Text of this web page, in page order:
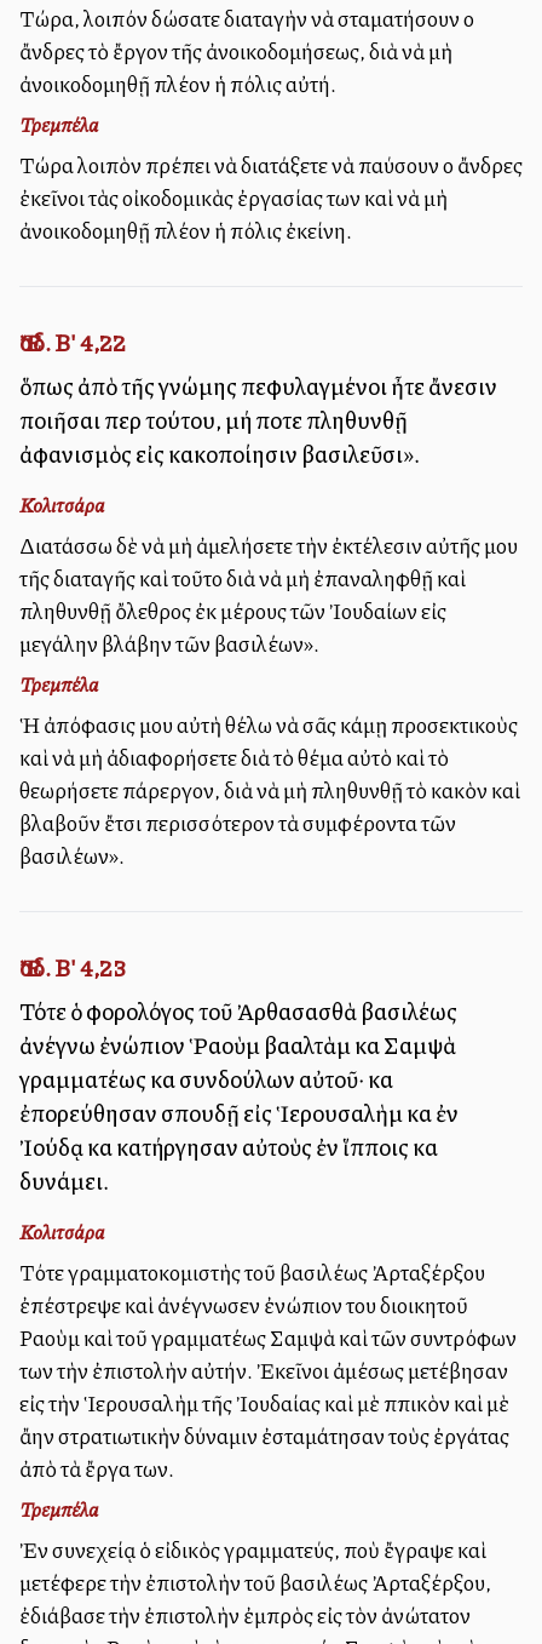
Τώρα, λοιπόν δώσατε διαταγὴν νὰ σταματήσουν οἱ
ἄνδρες τὸ ἔργον τῆς ἀνοικοδομήσεως, διὰ νὰ μὴ
ἀνοικοδομηθῇ πλέον ἡ πόλις αὐτή.
Τρεμπέλα
Τώρα λοιπὸν πρέπει νὰ διατάξετε νὰ παύσουν οἱ ἄνδρες
ἐκεῖνοι τὰς οἰκοδομικὰς ἐργασίας των καὶ νὰ μὴ
ἀνοικοδομηθῇ πλέον ἡ πόλις ἐκείνη.
Ἔσδ. Β' 4,22
ὅπως ἀπὸ τῆς γνώμης πεφυλαγμένοι ἦτε ἄνεσιν
ποιῆσαι περὶ τούτου, μή ποτε πληθυνθῇ
ἀφανισμὸς εἰς κακοποίησιν βασιλεῦσι».
Κολιτσάρα
Διατάσσω δὲ νὰ μὴ ἀμελήσετε τὴν ἐκτέλεσιν αὐτῆς μου
τῆς διαταγῆς καὶ τοῦτο διὰ νὰ μὴ ἐπαναληφθῇ καὶ
πληθυνθῇ ὄλεθρος ἐκ μέρους τῶν Ἰουδαίων εἰς
μεγάλην βλάβην τῶν βασιλέων».
Τρεμπέλα
Ἡ ἀπόφασις μου αὐτὴ θέλω νὰ σᾶς κάμῃ προσεκτικοὺς
καὶ νὰ μὴ ἀδιαφορήσετε διὰ τὸ θέμα αὐτὸ καὶ τὸ
θεωρήσετε πάρεργον, διὰ νὰ μὴ πληθυνθῇ τὸ κακὸν καὶ
βλαβοῦν ἔτσι περισσότερον τὰ συμφέροντα τῶν
βασιλέων».
Ἔσδ. Β' 4,23
Τότε ὁ φορολόγος τοῦ Ἀρθασασθὰ βασιλέως
ἀνέγνω ἐνώπιον Ῥαοὺμ βααλτὰμ καὶ Σαμψὰ
γραμματέως καὶ συνδούλων αὐτοῦ· καὶ
ἐπορεύθησαν σπουδῇ εἰς Ἱερουσαλὴμ καὶ ἐν
Ἰούδᾳ καὶ κατήργησαν αὐτοὺς ἐν ἵπποις καὶ
δυνάμει.
Κολιτσάρα
Τότε γραμματοκομιστὴς τοῦ βασιλέως Ἀρταξέρξου
ἐπέστρεψε καὶ ἀνέγνωσεν ἐνώπιον του διοικητοῦ
Ραοὺμ καὶ τοῦ γραμματέως Σαμψὰ καὶ τῶν συντρόφων
των τὴν ἐπιστολὴν αὐτήν. Ἐκεῖνοι ἀμέσως μετέβησαν
εἰς τὴν Ἱερουσαλὴμ τῆς Ἰουδαίας καὶ μὲ ἱππικὸν καὶ μὲ
ἄλλην στρατιωτικὴν δύναμιν ἐσταμάτησαν τοὺς ἐργάτας
ἀπὸ τὰ ἔργα των.
Τρεμπέλα
Ἐν συνεχείᾳ ὁ εἰδικὸς γραμματεύς, ποὺ ἔγραψε καὶ
μετέφερε τὴν ἐπιστολὴν τοῦ βασιλέως Ἀρταξέρξου,
ἐδιάβασε τὴν ἐπιστολὴν ἐμπρὸς εἰς τὸν ἀνώτατον